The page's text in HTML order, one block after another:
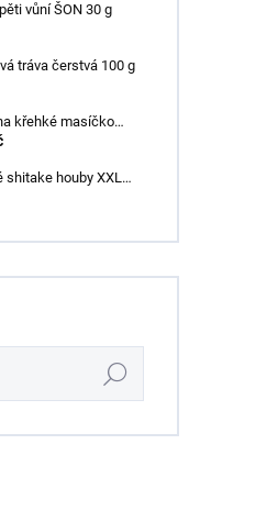
vůní ŠON 30 g
tráva čerstvá 100 g
křehké masíčko
g
shitake houby XXL
g
Hledat